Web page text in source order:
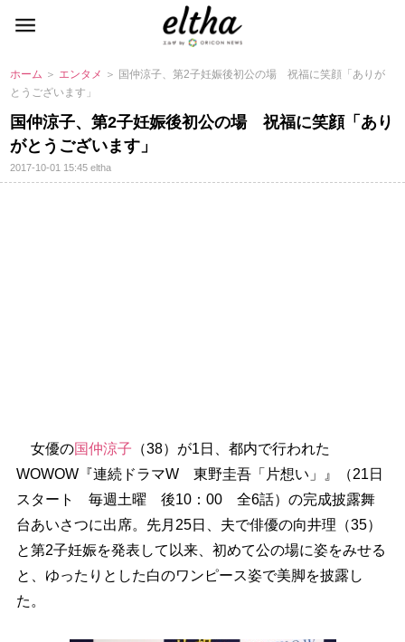
ホーム ＞ エンタメ ＞ 国仲涼子、第2子妊娠後初公の場 祝福に笑顔「ありが
とうございます」
国仲涼子、第2子妊娠後初公の場 祝福に笑顔「あり
がとうございます」
2017-10-01 15:45eltha
女優の国仲涼子 （38）が1日、都内で行われた
WOWOW『連続ドラマW 東野圭吾「片想い」』（21日
スタート 毎週土曜 後10：00 全6話）の完成披露舞
台あいさつに出席。先月25日、夫で俳優の向井理（35）
と第2子妊娠を発表して以来、初めて公の場に姿をみせる
と、ゆったりとした白のワンピース姿で美脚を披露し
た。